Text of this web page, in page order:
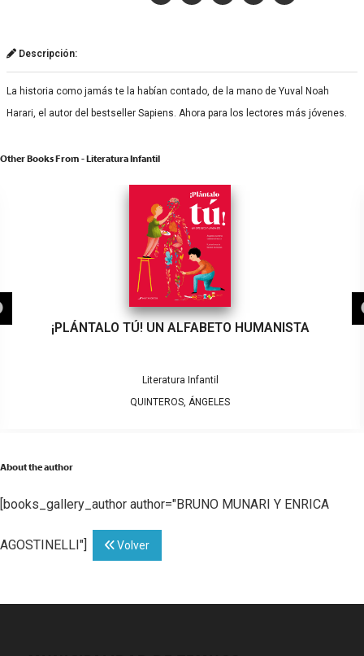
Descripción:
La historia como jamás te la habían contado, de la mano de Yuval Noah
Harari, el autor del bestseller Sapiens. Ahora para los lectores más jóvenes.
Other Books From - Literatura Infantil
¡PLÁNTALO TÚ! UN ALFABETO HUMANISTA
Literatura Infantil
QUINTEROS, ÁNGELES
About the author
[books_gallery_author author="BRUNO MUNARI Y ENRICA
AGOSTINELLI"] Volver